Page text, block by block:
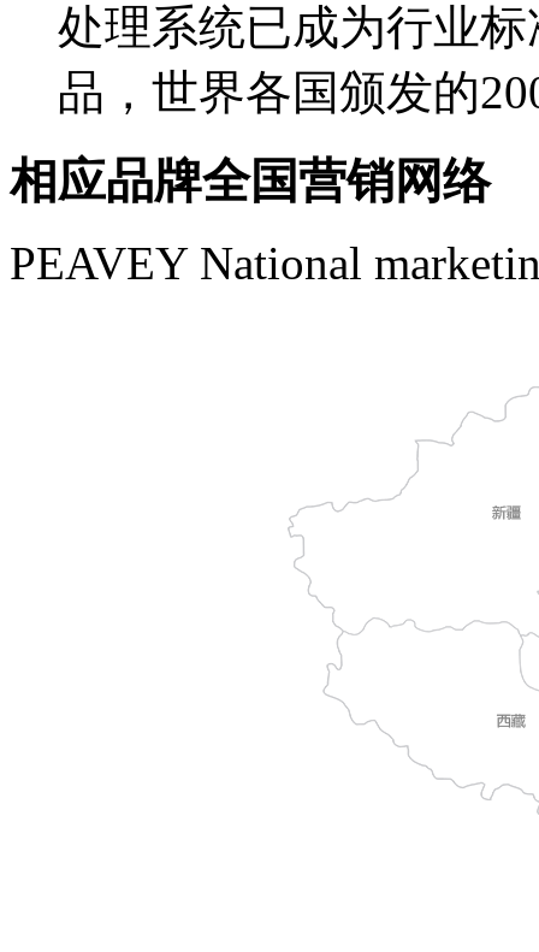
处理系统已成为行业
品，世界各国颁发的
相应品牌全国营销网络
PEAVEY National